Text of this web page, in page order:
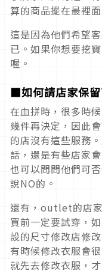
算的商品擺在最裡面
這是因為他們希望
已。如果你想要挖
喔。
■如何請店家保留
在血拼時，很多時
幾件再決定，因此
的店沒有這些服務
話，還是有些店家
也可以問問他們可
說NO的。
還有，outlet的店
買前一定要試穿，
設的尺寸修改店修改
有時候修改衣服會
就先去修改衣服，